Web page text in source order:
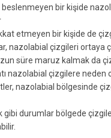
beslenmeyen bir kişide
etmeyen bir kişide de
nazolabial çizgileri ortaya
süre maruz kalmak da
nazolabial çizgilere neden
nazolabial bölgesinde
gibi durumlar bölgede